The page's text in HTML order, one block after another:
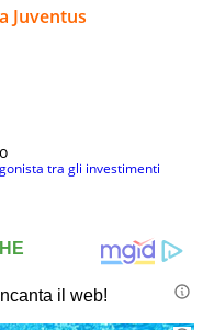
Juventus
tra gli investimenti